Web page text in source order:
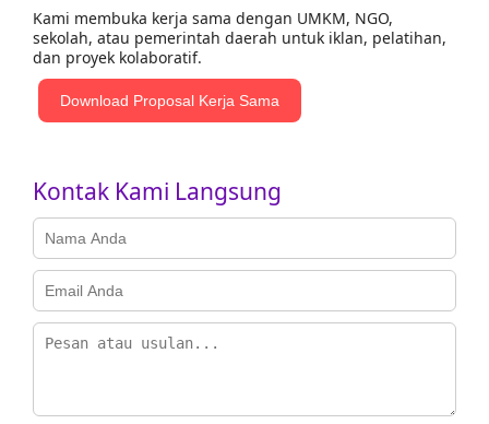
Kami membuka kerja sama dengan UMKM, NGO,
sekolah, atau pemerintah daerah untuk iklan, pelatihan,
dan proyek kolaboratif.
Download Proposal Kerja Sama
Kontak Kami Langsung